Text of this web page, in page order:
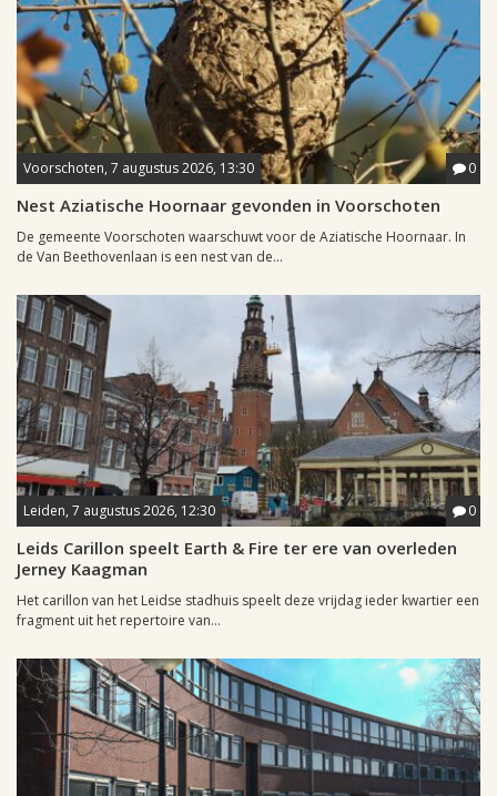
Voorschoten, 7 augustus 2026, 13:30 0
Nest Aziatische Hoornaar gevonden in Voorschoten
De gemeente Voorschoten waarschuwt voor de Aziatische Hoornaar. In
de Van Beethovenlaan is een nest van de...
Leiden, 7 augustus 2026, 12:30 0
Leids Carillon speelt Earth & Fire ter ere van overleden
Jerney Kaagman
Het carillon van het Leidse stadhuis speelt deze vrijdag ieder kwartier een
fragment uit het repertoire van...